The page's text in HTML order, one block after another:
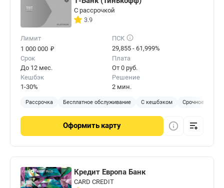
С рассрочкой
3.9
Лимит
1 000 000 ₽
ПСК
29,855 - 61,999%
Срок
До 12 мес.
Плата
От 0 руб.
Кешбэк
1-30%
Решение
2 мин.
Рассрочка Бесплатное обслуживание С кешбэком Срочное
Оформить карту
Кредит Европа Банк
CARD CREDIT